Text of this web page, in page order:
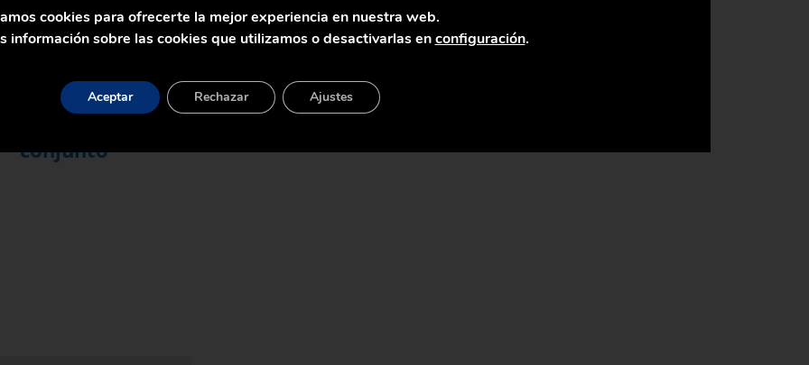
el sistema de
conjunto
cookies para ofrecerte la mejor experiencia en nuestra web.
información sobre las cookies que utilizamos o desactivarlas enconfiguración.
Aceptar Rechazar Ajustes